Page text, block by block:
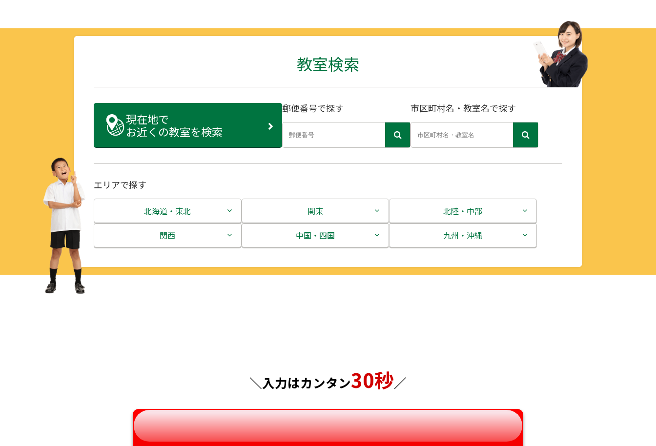
教室検索
現在地で
お近くの教室を検索
郵便番号で探す 市区町村名・教室名で探す
エリアで探す
北海道・東北
北海道
関東
茨城県
神奈川県
北陸・中部
新潟県
愛知県
関西
中国・四国
徳島県
愛媛県
九州・沖縄
沖縄県
＼入力はカンタン30秒／